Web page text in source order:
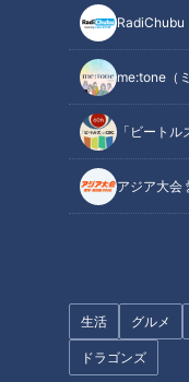
RadiChubu
me:tone（
「ビートル
アジア大会
生活 グルメ
ドラゴンズ
第７子六女 愛々（
第８子七女 椿姫
第９子八女 羽恋
【家族構成】
お母さん めぐ
第１子長男 龍（り
第２子長女 優良（
第３子次女 美海（